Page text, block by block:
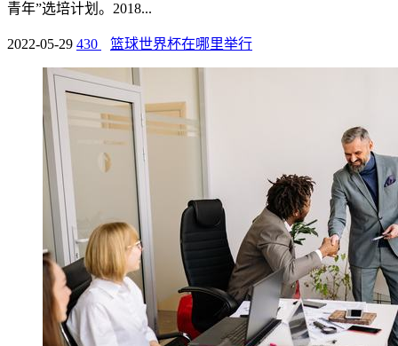
青年”选培计划。2018...
2022-05-29 430 篮球世界杯在哪里举行